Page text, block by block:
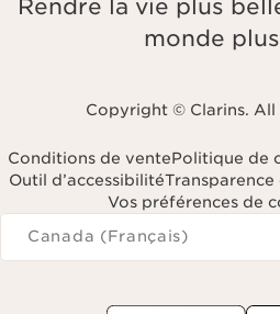
Rendre la vie plus
monde
Copyright © Clarins. All
Conditions de ventePolitique de
Outil d’accessibilité
Vos préférences de
Navigates to
Canada (Français)